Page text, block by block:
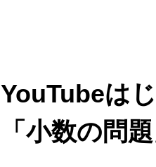
YouTubeは
「小数の問題